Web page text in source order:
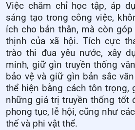
Việc chăm chỉ học tập, áp
sáng tạo trong công việc,
ích cho bản thân, mà còn
thịnh của xã hội. Tích cực
trào thi đua yêu nước, xây
minh, giữ gìn truyền thống
bảo vệ và giữ gìn bản sắc
thể hiện bằng cách tôn trọng,
những giá trị truyền thống tốt
phong tục, lễ hội, cũng như
thể và phi vật thể.